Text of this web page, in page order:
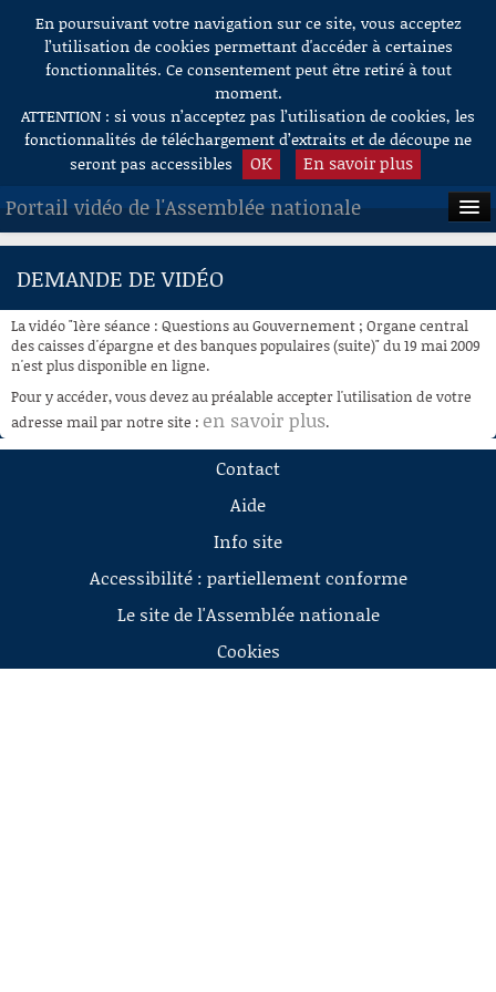
Aller au contenu
En poursuivant votre navigation sur ce site, vous acceptez
l’utilisation de cookies permettant d'accéder à certaines
fonctionnalités. Ce consentement peut être retiré à tout
moment.
ATTENTION : si vous n’acceptez pas l’utilisation de cookies, les
fonctionnalités de téléchargement d’extraits et de découpe ne
seront pas accessibles
OK En savoir plus
Portail vidéo de l'Assemblée nationale
ACCUEIL
À LA DEMANDE
RECHERCHE
AIDE À LA DÉCOUPE
DE VIDÉOS
DEMANDE DE VIDÉO
La vidéo "1ère séance : Questions au Gouvernement ; Organe central
des caisses d'épargne et des banques populaires (suite)" du 19 mai 2009
n'est plus disponible en ligne.
Pour y accéder, vous devez au préalable accepter l'utilisation de votre
adresse mail par notre site : en savoir plus.
Contact
Aide
Info site
Accessibilité : partiellement conforme
Le site de l'Assemblée nationale
Cookies